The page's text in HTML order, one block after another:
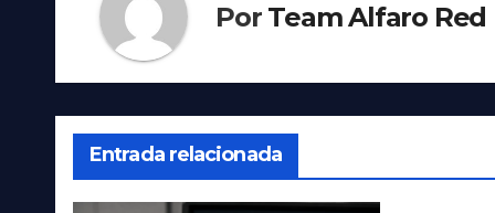
Por Team Alfaro Red
Entrada relacionada